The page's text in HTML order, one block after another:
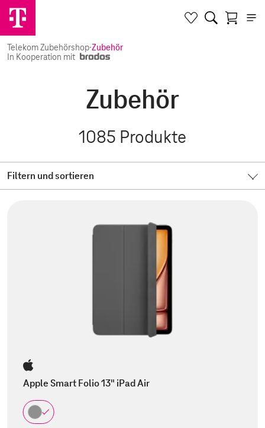
Telekom Zubehörshop·Zubehör
In Kooperation mit
Zubehör
1085 Produkte
Filtern und sortieren
Apple Smart Folio 13" iPad Air